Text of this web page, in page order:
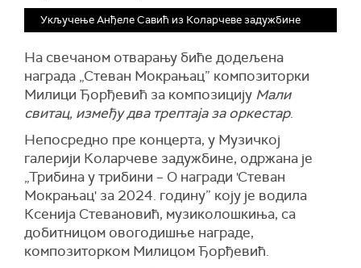
Укључење Анђеле Савић из Коларчеве задужбине
На свечаном отварању биће додељена
награда „Стеван Мокрањац” композиторки
Милици Ђорђевић за композицију Мали
свитац, између два трептаја за оркестар.
Непосредно пре концерта, у Музичкој
галерији Коларчеве задужбине, одржана је
„Трибина у трибини – О награди 'Стеван
Мокрањац' за 2024. годину” коју је водила
Ксенија Стевановић, музиколошкиња, са
добитницом овогодишње награде,
композиторком Милицом Ђорђевић.